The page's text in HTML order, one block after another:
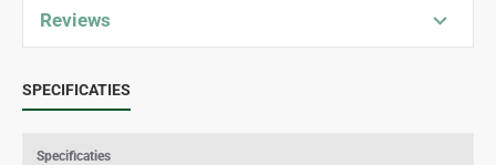
Reviews
SPECIFICATIES
Specificaties